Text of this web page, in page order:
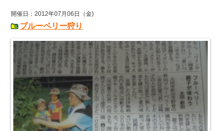
開催日：2012年07月06日（金)
ブルーベリー狩り